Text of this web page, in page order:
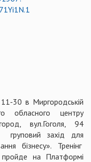
30 в Миргородській
обласного центру
вул.Гоголя, 94
груповий захід для
бізнесу». Тренінг
на Платформі